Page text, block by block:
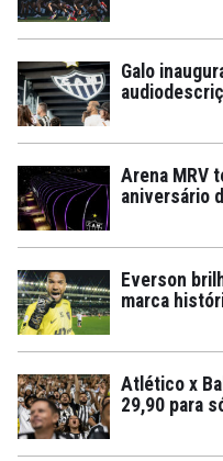
Galo
Arena MRV
aniversário
Everson
marca
Atlético x
29,90 para